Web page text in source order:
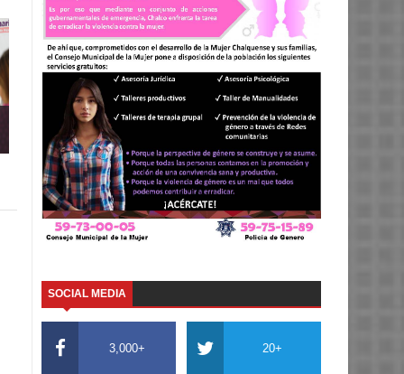
SOCIAL MEDIA
3,000+ 20+